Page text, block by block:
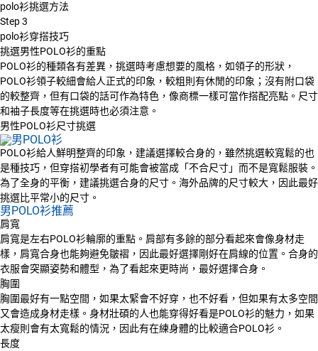
polo衫挑選方法
Step3
polo衫穿搭技巧
挑選男性POLO衫的重點
POLO衫的種類各有差異，挑選時考慮想要的風格，如領子的形狀，
POLO衫領子較細會給人正式的印象，較粗則有休閒的印象；沒有附口袋
的較整齊，但有口袋的話可作為特色，像商標一樣可當作搭配亮點。尺寸
和袖子長度等在挑選時也必須注意。
男性POLO衫尺寸挑選
POLO衫給人鮮明整齊的印象，建議選擇較合身的，雖然挑選較寬鬆的也
是種技巧，但穿搭初學者有可能會被當成「不合尺寸」而不是寬鬆服裝。
為了全身的平衡，建議挑選合身的尺寸。海外品牌的尺寸較大，因此最好
挑選比平常小的尺寸。
男POLO衫推薦
肩寬
肩寬是左右POLO衫輪廓的重點。肩部有多餘的部分看起來會像身材走
樣，肩寬合身也能夠避免皺褶，因此最好選擇剛好在肩線的位置。合身的
衣服會突顯姿勢和體型，為了看起來更時尚，最好選擇合身。
胸圍
胸圍最好有一點空間，如果太緊會不好穿，也不好看，但如果有太多空間
又會造成身材走樣。身材壯碩的人也能穿得好看是POLO衫的魅力，如果
太瘦則會有太寬鬆的情況，因此有在練身體的比較適合POLO衫。
長度